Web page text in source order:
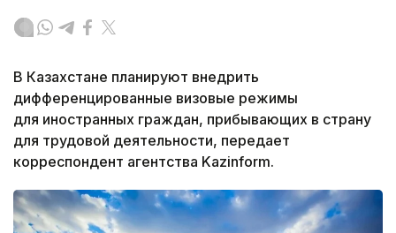
В Казахстане планируют внедрить
дифференцированные визовые режимы
для иностранных граждан, прибывающих в страну
для трудовой деятельности, передает
корреспондент агентства Kazinform.